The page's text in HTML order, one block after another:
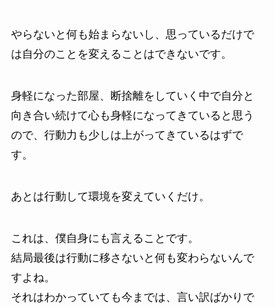
やらないと何も始まらないし、思っているだけで
は自分のことを変えることはできないです。
身軽になった部屋、断捨離をしていく中で自分と
向き合い続けて心も身軽になってきていると思う
ので、行動力も少しは上がってきているはずで
す。
あとは行動して環境を変えていくだけ。
これは、僕自身にも言えることです。
結局最後は行動に移さないと何も変わらないんで
すよね。
それはわかっていても今までは、言い訳ばかりで